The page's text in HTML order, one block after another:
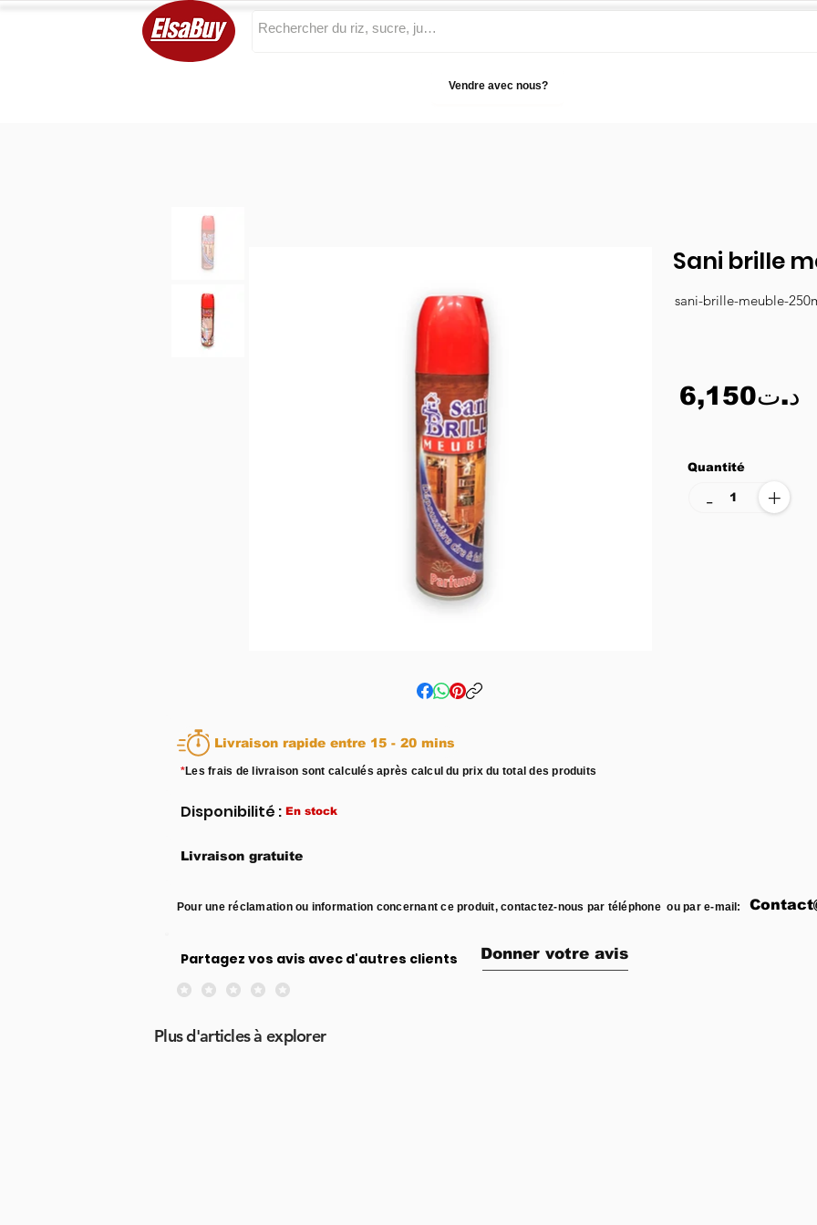
Vendre avec nous?
Sani brille
sani-brille-meuble-
6,150د.ت
Quantité
+
-
Livraison rapide entre 15 - 20 mins
*Les frais de livraison sont calculés après calcul du prix du total des produits
Disponibilité : En stock
Livraison gratuite
Pour une réclamation ou information concernant ce produit, contactez-nous par téléphone ou par e-mail:
Partagez vos avis avec d'autres clients Donner votre avis
Aucune note pour le moment
Plus d'articles à explorer